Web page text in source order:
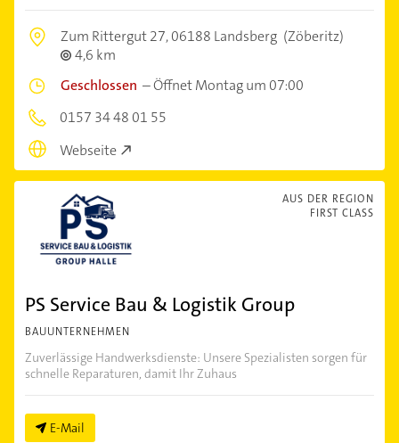
Zum Rittergut 27,06188 Landsberg (Zöberitz)
4,6 km
Geschlossen –Öffnet Montag um 07:00
0157 34 48 01 55
Webseite
AUS DER REGION
FIRST CLASS
PS Service Bau & Logistik Group
BAUUNTERNEHMEN
Zuverlässige Handwerksdienste: Unsere Spezialisten sorgen für
schnelle Reparaturen, damit Ihr Zuhaus
E-Mail